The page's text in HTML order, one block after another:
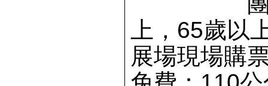
上，65歲以
展場現場購